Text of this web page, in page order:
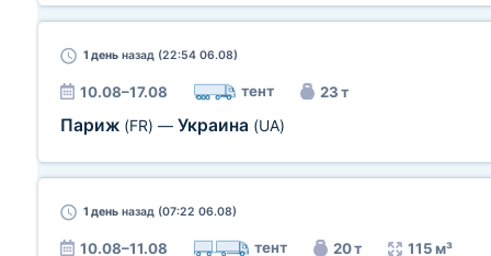
1 день назад (22:54 06.08)
10.08–17.08 тент 23 т
Париж (FR) — Украина (UA)
1 день назад (07:22 06.08)
10.08–11.08 тент 20 т 115 м³